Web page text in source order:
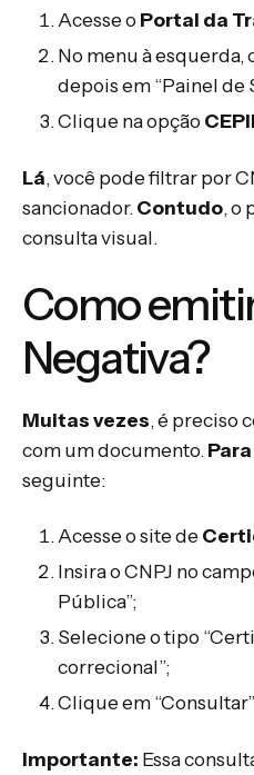
Acesse o Portal da
No menu à esquerda,
depois em “Painel de
Clique na opção
Lá, você pode filtrar por
sancionador. Contudo, o
consulta visual.
Como
Negativa?
Muitas vezes, é preciso
com um documento.
seguinte:
Acesse o site de
Insira o CNPJ no
Pública”;
Selecione o tipo
correcional”;
Clique em
Importante: Essa